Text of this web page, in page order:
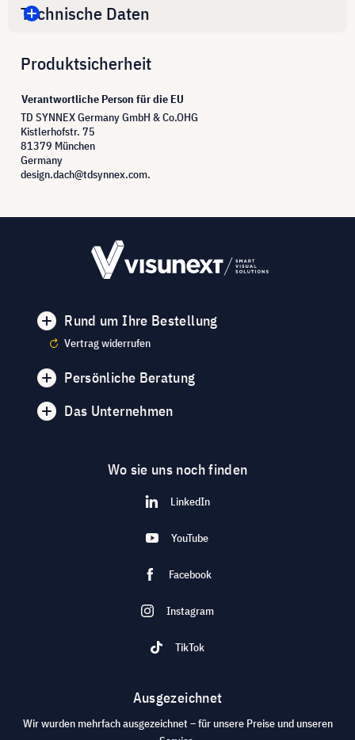
Technische Daten
Produktsicherheit
Verantwortliche Person für die EU
TD SYNNEX Germany GmbH & Co.OHG
Kistlerhofstr. 75
81379 München
Germany
design.dach@tdsynnex.com.
Rund um Ihre Bestellung
Vertrag widerrufen
Persönliche Beratung
Das Unternehmen
Wo sie uns noch finden
LinkedIn
YouTube
Facebook
Instagram
TikTok
Ausgezeichnet
Wir wurden mehrfach ausgezeichnet – für unsere Preise und unseren